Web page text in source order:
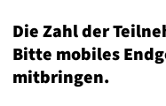
Die Zahl der
Bitte mobiles
mitbringen.